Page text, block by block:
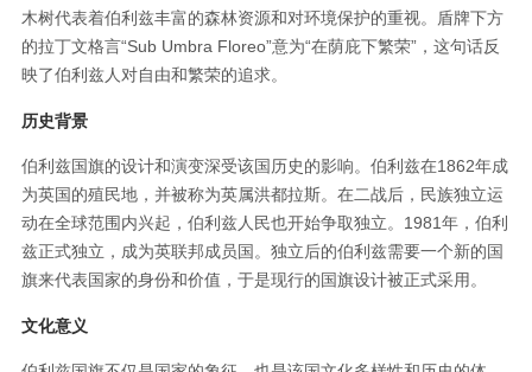
木树代表着伯利兹丰富的森林资源和对环境保护的重视。盾牌下方
的拉丁文格言“Sub Umbra Floreo”意为“在荫庇下繁荣”，这句话反
映了伯利兹人对自由和繁荣的追求。
历史背景
伯利兹国旗的设计和演变深受该国历史的影响。伯利兹在1862年成
为英国的殖民地，并被称为英属洪都拉斯。在二战后，民族独立运
动在全球范围内兴起，伯利兹人民也开始争取独立。1981年，伯利
兹正式独立，成为英联邦成员国。独立后的伯利兹需要一个新的国
旗来代表国家的身份和价值，于是现行的国旗设计被正式采用。
文化意义